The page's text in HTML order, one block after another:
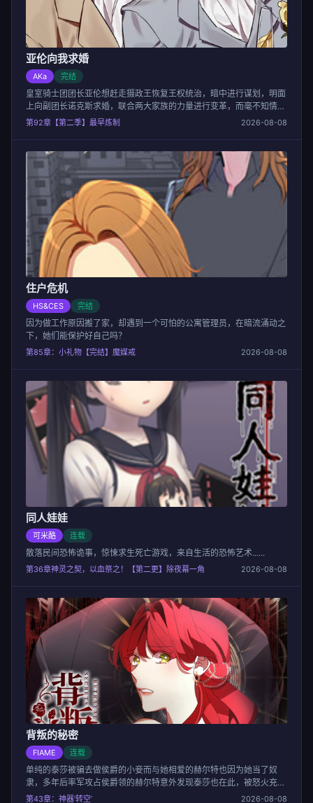
亚伦向我求婚
AKa 完结
皇室骑士团团长亚伦想赶走摄政王恢复王权统治，暗中进行谋划，明面
上向副团长诺克斯求婚，联合两大家族的力量进行变革，而毫不知情的
诺克斯就这样被卷进权利漩涡中。
第92章【第二季】最早炼制 2026-08-08
住户危机
HS&CES 完结
因为做工作原因搬了家，却遇到一个可怕的公寓管理员，在暗流涌动之
下，她们能保护好自己吗？
第85章：小礼物【完结】魔媒戒 2026-08-08
同人娃娃
可米酷 连载
散落民间恐怖诡事，惊悚求生死亡游戏，来自生活的恐怖艺术......
第36章神灵之契，以血祭之！【第二更】除夜幕一角 2026-08-08
背叛的秘密
FIAME 连载
单纯的泰莎被骗去做侯爵的小妾而与她相爱的赫尔特也因为她当了奴
隶，多年后率军攻占侯爵领的赫尔特意外发现泰莎也在此，被怒火充斥
的赫尔特决定要报复回来...
第43章：神器‘转空’ 2026-08-08